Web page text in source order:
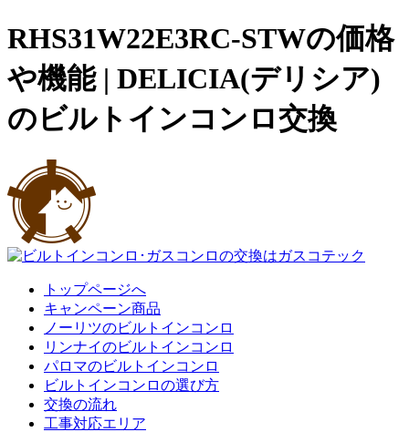
RHS31W22E3RC-STWの価格
や機能 | DELICIA(デリシア)
のビルトインコンロ交換
トップページへ
キャンペーン商品
ノーリツのビルトインコンロ
リンナイのビルトインコンロ
パロマのビルトインコンロ
ビルトインコンロの選び方
交換の流れ
工事対応エリア